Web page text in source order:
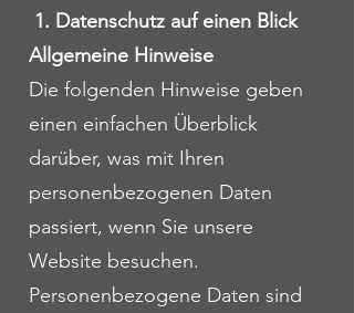
1. Datenschutz auf einen Blick
Allgemeine Hinweise
Die folgenden Hinweise geben
einen einfachen Überblick
darüber, was mit Ihren
personenbezogenen Daten
passiert, wenn Sie unsere
Website besuchen.
Personenbezogene Daten sind